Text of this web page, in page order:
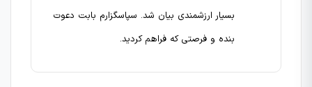
بسیار ارزشمندی بیان شد. سپاسگزارم بابت دعوت
بنده و فرصتی که فراهم کردید.